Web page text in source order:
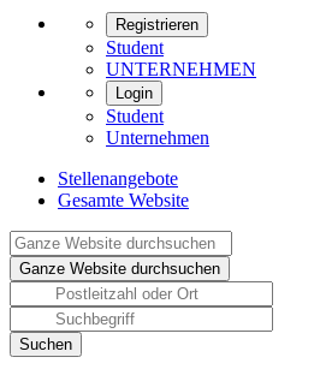
Registrieren
Student
UNTERNEHMEN
Login
Student
Unternehmen
Stellenangebote
Gesamte Website